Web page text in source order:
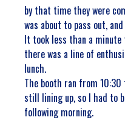
by that time they were
was about to pass out,
It took less than a
there was a line of
lunch.
The booth ran from 10:30
still lining up, so I had to
following morning.